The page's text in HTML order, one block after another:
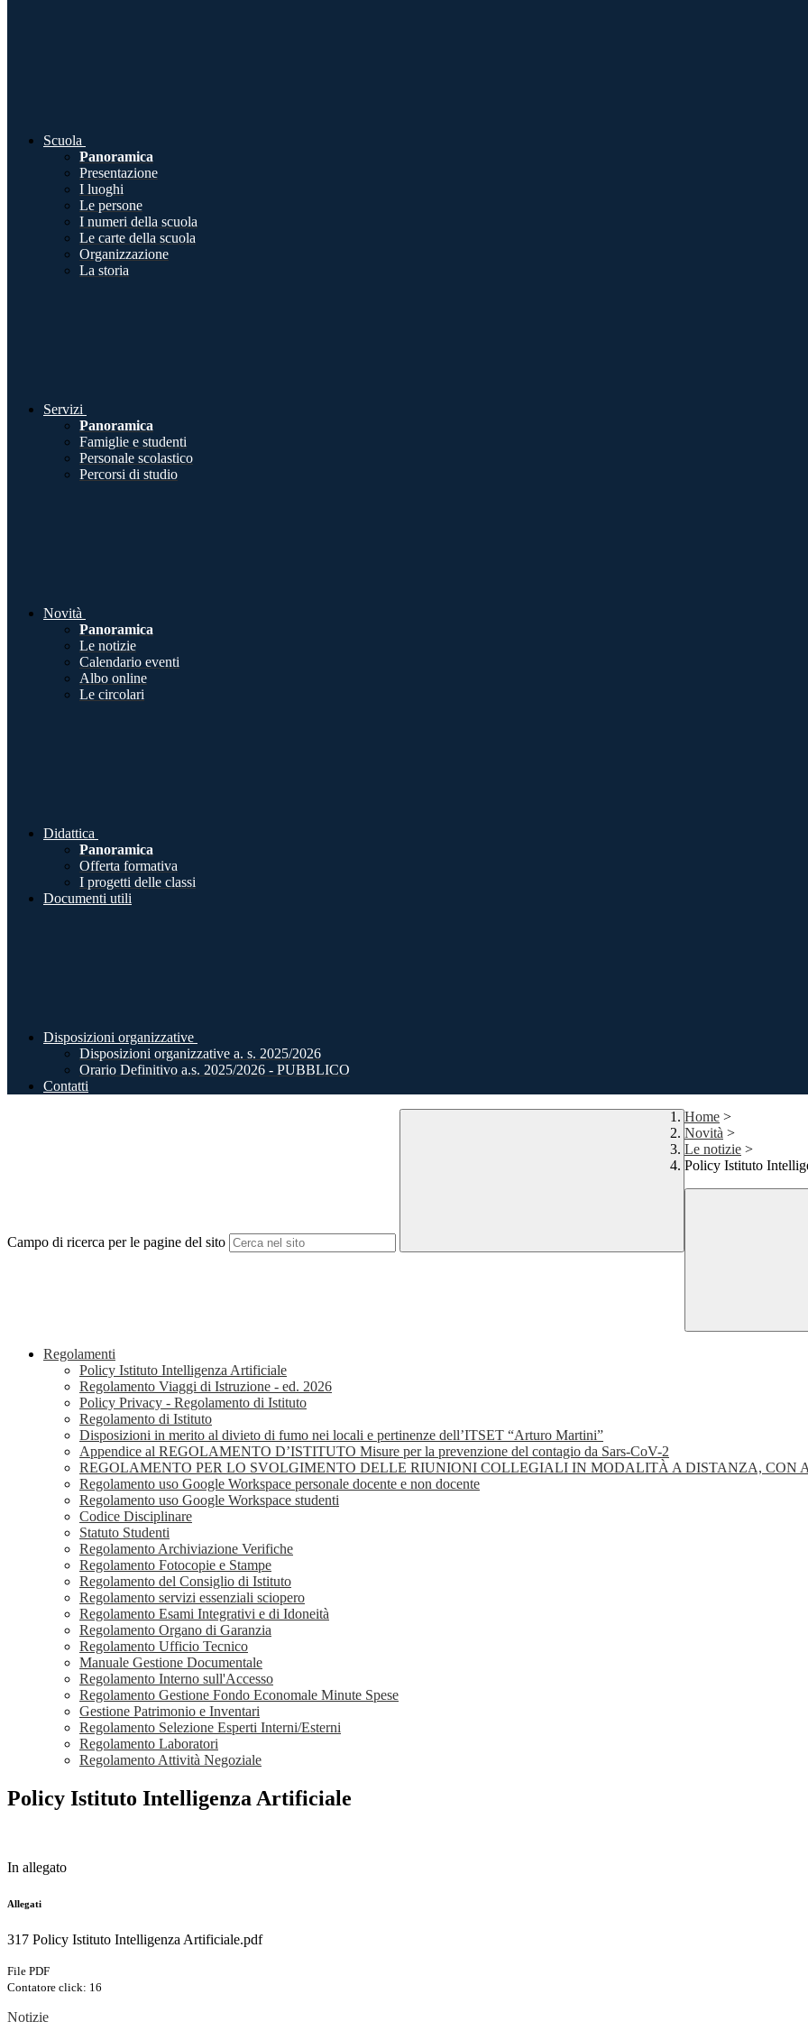
Scuola
Panoramica
Presentazione
I luoghi
Le persone
I numeri della scuola
Le carte della scuola
Organizzazione
La storia
Servizi
Panoramica
Famiglie e studenti
Personale scolastico
Percorsi di studio
Novità
Panoramica
Le notizie
Calendario eventi
Albo online
Le circolari
Didattica
Panoramica
Offerta formativa
I progetti delle classi
Documenti utili
Disposizioni organizzative
Disposizioni organizzative a. s. 2025/2026
Orario Definitivo a.s. 2025/2026 - PUBBLICO
Contatti
Campo di ricerca per le pagine del sito
Home >
Novità >
Le notizie >
Policy Istituto
Regolamenti
Policy Istituto Intelligenza Artificiale
Regolamento Viaggi di Istruzione - ed. 2026
Policy Privacy - Regolamento di Istituto
Regolamento di Istituto
Disposizioni in merito al divieto di fumo nei locali e pertinenze dell’ITSET “Arturo Martini”
Appendice al REGOLAMENTO D’ISTITUTO Misure per la prevenzione del contagio da Sars-CoV-2
REGOLAMENTO PER LO SVOLGIMENTO DELLE RIUNIONI COLLEGIALI IN MODALITÀ A DISTANZA, CON
Regolamento uso Google Workspace personale docente e non docente
Regolamento uso Google Workspace studenti
Codice Disciplinare
Statuto Studenti
Regolamento Archiviazione Verifiche
Regolamento Fotocopie e Stampe
Regolamento del Consiglio di Istituto
Regolamento servizi essenziali sciopero
Regolamento Esami Integrativi e di Idoneità
Regolamento Organo di Garanzia
Regolamento Ufficio Tecnico
Manuale Gestione Documentale
Regolamento Interno sull'Accesso
Regolamento Gestione Fondo Economale Minute Spese
Gestione Patrimonio e Inventari
Regolamento Selezione Esperti Interni/Esterni
Regolamento Laboratori
Regolamento Attività Negoziale
Policy Istituto Intelligenza Artificiale
In allegato
Allegati
317 Policy Istituto Intelligenza Artificiale.pdf
File PDF
Contatore click: 16
Notizie